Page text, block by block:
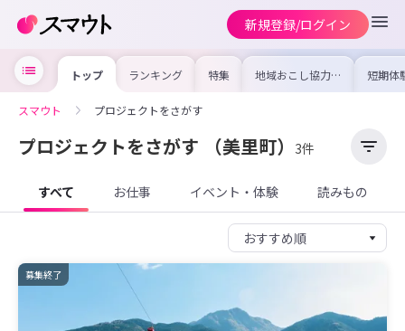
新規登録/ログイン
トップ ランキング 特集 地域おこし協力隊
の求人やイベント
を集めました！仕
けよう
短期体
り〜数
域を知
スマウト プロジェクトをさがす
プロジェクトをさがす （美里町） 3件
すべて お仕事 イベント・体験 読みもの
募集終了